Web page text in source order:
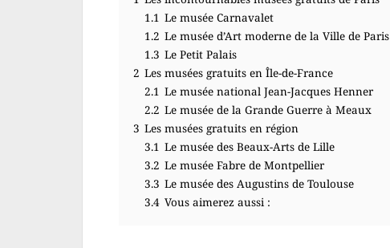
1.1 Le musée Carnavalet
1.2 Le musée d’Art moderne de la Ville de Paris
1.3 Le Petit Palais
2 Les musées gratuits en Île-de-France
2.1 Le musée national Jean-Jacques Henner
2.2 Le musée de la Grande Guerre à Meaux
3 Les musées gratuits en région
3.1 Le musée des Beaux-Arts de Lille
3.2 Le musée Fabre de Montpellier
3.3 Le musée des Augustins de Toulouse
3.4 Vous aimerez aussi :